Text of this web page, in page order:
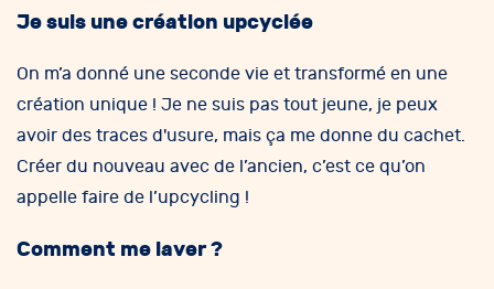
Je suis une création upcyclée
On m’a donné une seconde vie et transformé en une
création unique ! Je ne suis pas tout jeune, je peux
avoir des traces d'usure, mais ça me donne du cachet.
Créer du nouveau avec de l’ancien, c’est ce qu’on
appelle faire de l’upcycling !
Comment me laver ?